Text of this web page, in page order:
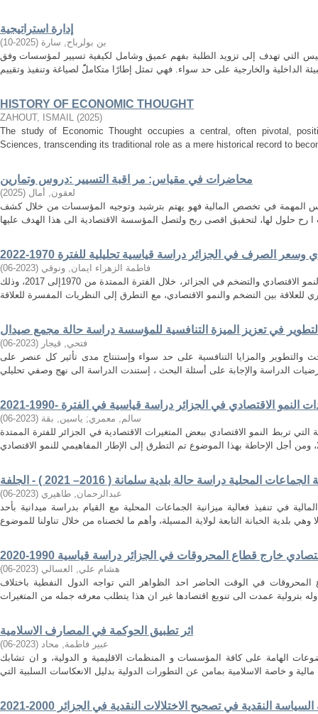
إدارة استراتيجية
بن بولرباح, سارة (
2025-10
)
التي تهدف إلى تزويد الطلبة بفهم عميق وشامل لكيفية تسيير لمؤسسات وفق
HISTORY OF ECONOMIC THOUGHT
ZAHOUT, ISMAIL (2025)
The study of Economic Thought occupies a central, often pivotal,
Sciences, transcending its traditional role as a mere historical record to
محاضرات في مقياس: مر اقبة التسيير :دروس وتمارين
لعقون, أمال (
2025
)
المهمة في تخصص المالية فهو يهتم بترشيد وتوجيه المؤسسات من خلال كشف
الصرف في الجزائر دراسة قياسية تحليلية للفترة 1970-2022
فاطمة الزهراء ايمان, ونوقي (
2023-06
)
تهدف هذه الدراسة الى إيجاد العلاقة بين النمو الاقتصادي والتضخم في الجزائر، خلال الفترة الممتدة من 1970إلى 2017، وذلك
في تعزيز الميزة التنافسية للمؤسسة دراسة حالة مجمع صيدال
فتحي, قيجار (
2023-06
)
والتطوير والمزايا التنافسية على حد سواء وإستنتاج مدى تأثير كل عنصر على
سالم, معمري; ياسين, بقة (
2023-06
)
تربط النمو الاقتصادي ببعض المتغيرات الاقتصادية في الجزائر للفترة الممتدة
المحلية دراسة حالة بلدية سلمانة ( 2016– 2021 ) - الجلفة
عبدالرحمان, طاهيري (
2023-06
)
في تنفيذ فعالية ميزانية الجماعات المحلية مع القيام بدراسة ميدانية بأحد
خارج قطاع المحروقات في الجزائر دراسة قياسية 1990-2020
هشام علي, العسالي (
2023-06
)
المحروقات في الوقت الحاضر احد الظواهر التي تواجه الدول النفطية باختلاف
اثر تطبيق الحوكمة في المصارف الاسلامية
عبير فاطمة, محاد (
2023-06
)
الهامة على كافة المؤسسات و المنظمات الاقليمية و الدولية، و ان تشابك
النقدية في تصحيح الاختلالات النقدية في الجزائر 2000-2021